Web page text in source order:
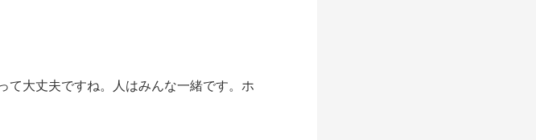
大丈夫ですね。人はみんな一緒です。ホ